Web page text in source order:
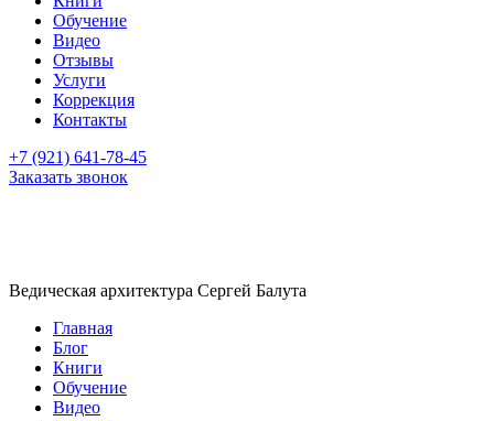
Обучение
Видео
Отзывы
Услуги
Коррекция
Контакты
+7 (921) 641-78-45
Заказать звонок
Ведическая архитектура Сергей Балута
Главная
Блог
Книги
Обучение
Видео